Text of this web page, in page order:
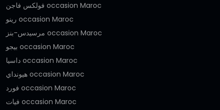
فولكس فاجن occasion Maroc
رينو occasion Maroc
مرسيدس-بنز occasion Maroc
بيجو occasion Maroc
داسيا occasion Maroc
هيونداي occasion Maroc
فورد occasion Maroc
فيات occasion Maroc